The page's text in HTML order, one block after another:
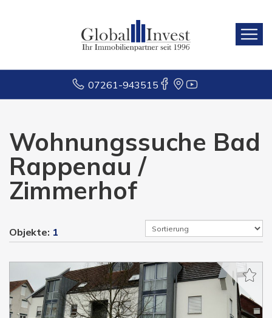
07261-943515
Wohnungssuche Bad
Rappenau /
Zimmerhof
Objekte: 1